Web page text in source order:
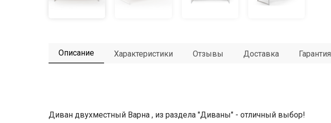
Описание Характеристики Отзывы Доставка Гарантия
Диван двухместный Варна , из раздела "Диваны" - отличный выбор!